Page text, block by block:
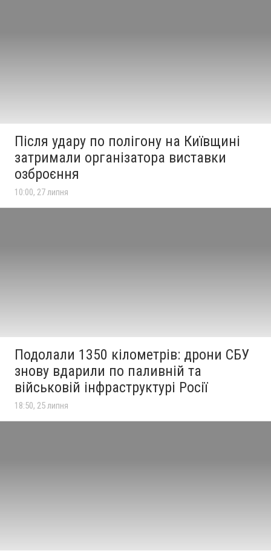
Після удару по полігону на Київщині
затримали організатора виставки
озброєння
10:00, 27 липня
Подолали 1350 кілометрів: дрони СБУ
знову вдарили по паливній та
військовій інфраструктурі Росії
18:50, 25 липня